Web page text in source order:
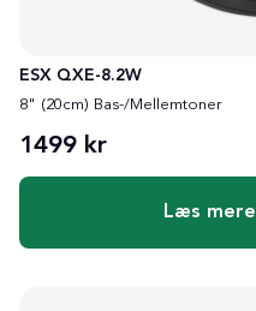
ESX QXE-8.2W
8" (20cm) Bas-/Mellemtoner
1499 kr
Læs mere